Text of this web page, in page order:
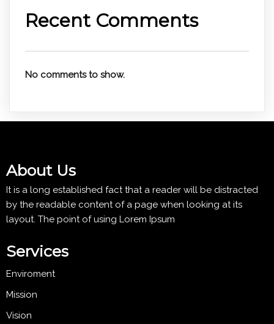
Recent Comments
No comments to show.
About Us
It is a long established fact that a reader will be distracted
by the readable content of a page when looking at its
layout. The point of using Lorem Ipsum
Services
Enviroment
Mission
Vision